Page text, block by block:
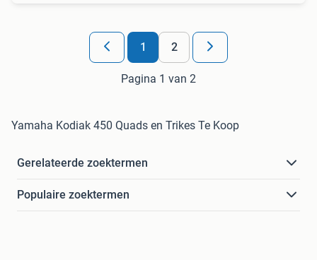
1 2
Pagina 1 van 2
Yamaha Kodiak 450 Quads en Trikes Te Koop
Gerelateerde zoektermen
Populaire zoektermen